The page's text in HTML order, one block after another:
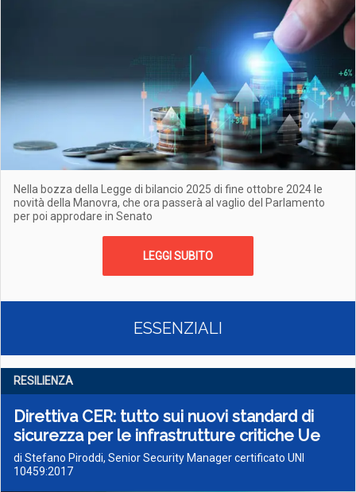
Nella bozza della Legge di bilancio 2025 di fine ottobre 2024 le
novità della Manovra, che ora passerà al vaglio del Parlamento
per poi approdare in Senato
LEGGI SUBITO
ESSENZIALI
RESILIENZA
Direttiva CER: tutto sui nuovi standard di
sicurezza per le infrastrutture critiche Ue
di Stefano Piroddi, Senior Security Manager certificato UNI
10459:2017